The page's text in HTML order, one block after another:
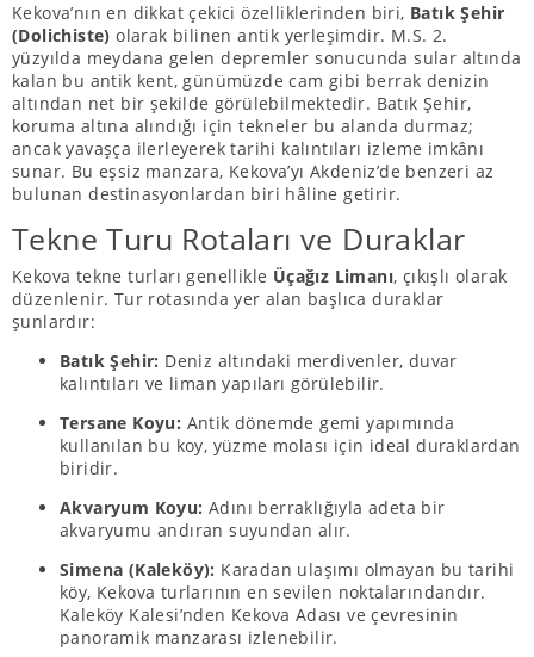
Kekova’nın en dikkat çekici özelliklerinden biri, Batık Şehir
(Dolichiste) olarak bilinen antik yerleşimdir. M.S. 2.
yüzyılda meydana gelen depremler sonucunda sular altında
kalan bu antik kent, günümüzde cam gibi berrak denizin
altından net bir şekilde görülebilmektedir. Batık Şehir,
koruma altına alındığı için tekneler bu alanda durmaz;
ancak yavaşça ilerleyerek tarihi kalıntıları izleme imkânı
sunar. Bu eşsiz manzara, Kekova’yı Akdeniz’de benzeri az
bulunan destinasyonlardan biri hâline getirir.
Tekne Turu Rotaları ve Duraklar
Kekova tekne turları genellikle Üçağız Limanı, çıkışlı olarak
düzenlenir. Tur rotasında yer alan başlıca duraklar
şunlardır:
Batık Şehir: Deniz altındaki merdivenler, duvar
kalıntıları ve liman yapıları görülebilir.
Tersane Koyu: Antik dönemde gemi yapımında
kullanılan bu koy, yüzme molası için ideal duraklardan
biridir.
Akvaryum Koyu: Adını berraklığıyla adeta bir
akvaryumu andıran suyundan alır.
Simena (Kaleköy): Karadan ulaşımı olmayan bu tarihi
köy, Kekova turlarının en sevilen noktalarındandır.
Kaleköy Kalesi’nden Kekova Adası ve çevresinin
panoramik manzarası izlenebilir.